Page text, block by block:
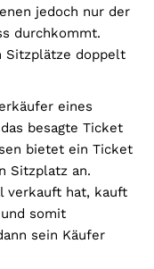
jedoch nur der
durchkommt.
Sitzplätze doppelt
eines
besagte Ticket
bietet ein Ticket
Sitzplatz an.
verkauft hat, kauft
somit
sein Käufer